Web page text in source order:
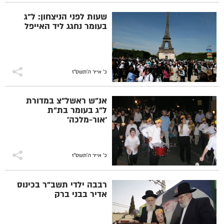
שעות לפני הניצחון: ל"ג
בעומר נחגג ליד האייפל
כ' אייר ה׳תשס״ז
אנ"ש ראשל"צ במדורת
ל"ג בעומר בת"ת
'אור-מלכה'
כ' אייר ה׳תשס״ז
רבבה ילדי תשב"ר בכינוס
אדיר בבני ברק